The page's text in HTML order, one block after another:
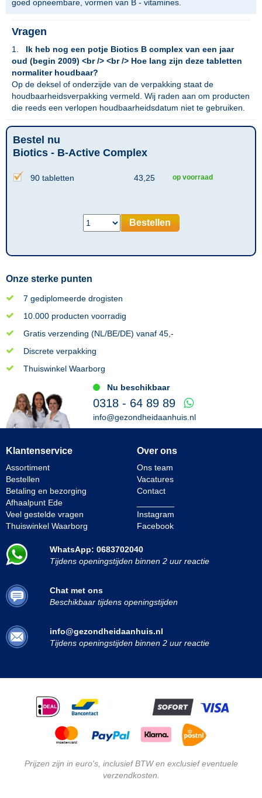
goed opneembare, vormen van B - vitamines.
Vragen
1.
Ik heb nog een potje Biotics B complex van een jaar
oud (begin 2009) <br /> <br /> Hoe lang zijn deze tabletten
normaliter houdbaar?
Op de deksel of onderzijde van de verpakking staat de
houdbaarheidsverpakking vermeld. Wij raden aan om producten
die reeds een verlopen houdbaarheidsdatum niet te gebruiken.
Bestel nu
Biotics - B-Active Complex
90 tabletten 43,25 op voorraad
Bestellen
Onze sterke punten
7 gediplomeerde drogisten
10.000 producten voorradig
Gratis verzending (NL/BE/DE) vanaf 45,-
Discrete verpakking
Thuiswinkel Waarborg
Nu beschikbaar
0318 - 64 89 89
info@gezondheidaanhuis.nl
Klantenservice
Assortiment
Bestellen
Betaling en bezorging
Afhaalpunt Ede
Veel gestelde vragen
Thuiswinkel Waarborg
Over ons
Ons team
Vacatures
Contact
Instagram
Facebook
WhatsApp: 0683702040
Tijdens openingstijden binnen 2 uur reactie
Chat met ons
Beschikbaar tijdens openingstijden
info@gezondheidaanhuis.nl
Tijdens openingstijden binnen 2 uur reactie
Prijzen zijn in euro's, inclusief BTW en exclusief eventuele
verzendkosten.